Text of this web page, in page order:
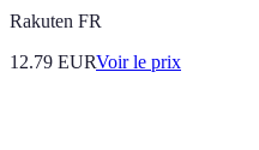
Rakuten FR
12.79 EURVoir le prix